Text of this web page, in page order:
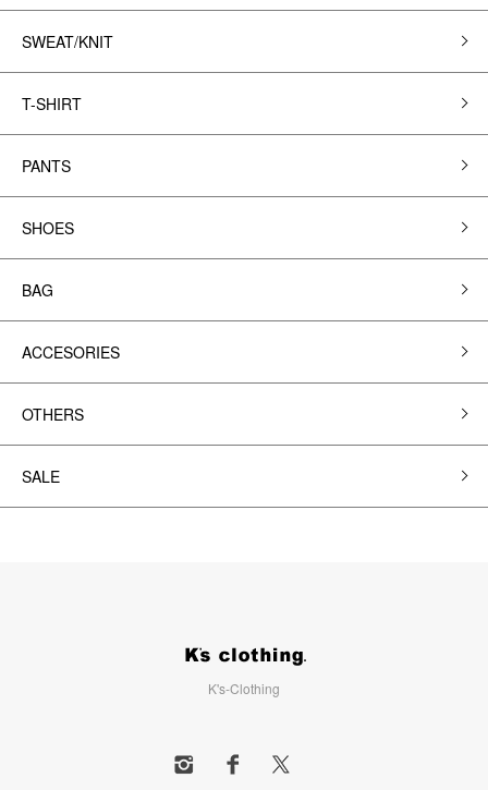
SWEAT/KNIT
T-SHIRT
PANTS
SHOES
BAG
ACCESORIES
OTHERS
SALE
K's-Clothing